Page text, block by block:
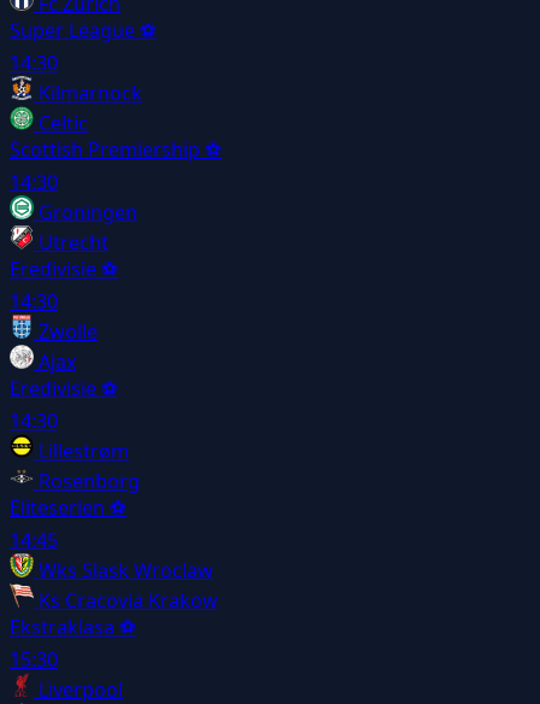
Super League⚽
14:30
Kilmarnock
Celtic
Scottish Premiership ⚽
14:30
Groningen
Utrecht
Eredivisie⚽
14:30
Zwolle
Ajax
Eredivisie⚽
14:30
Lillestrøm
Rosenborg
Eliteserien ⚽
14:45
Wks Slask Wroclaw
Ks Cracovia Krakow
Ekstraklasa ⚽
15:30
Liverpool